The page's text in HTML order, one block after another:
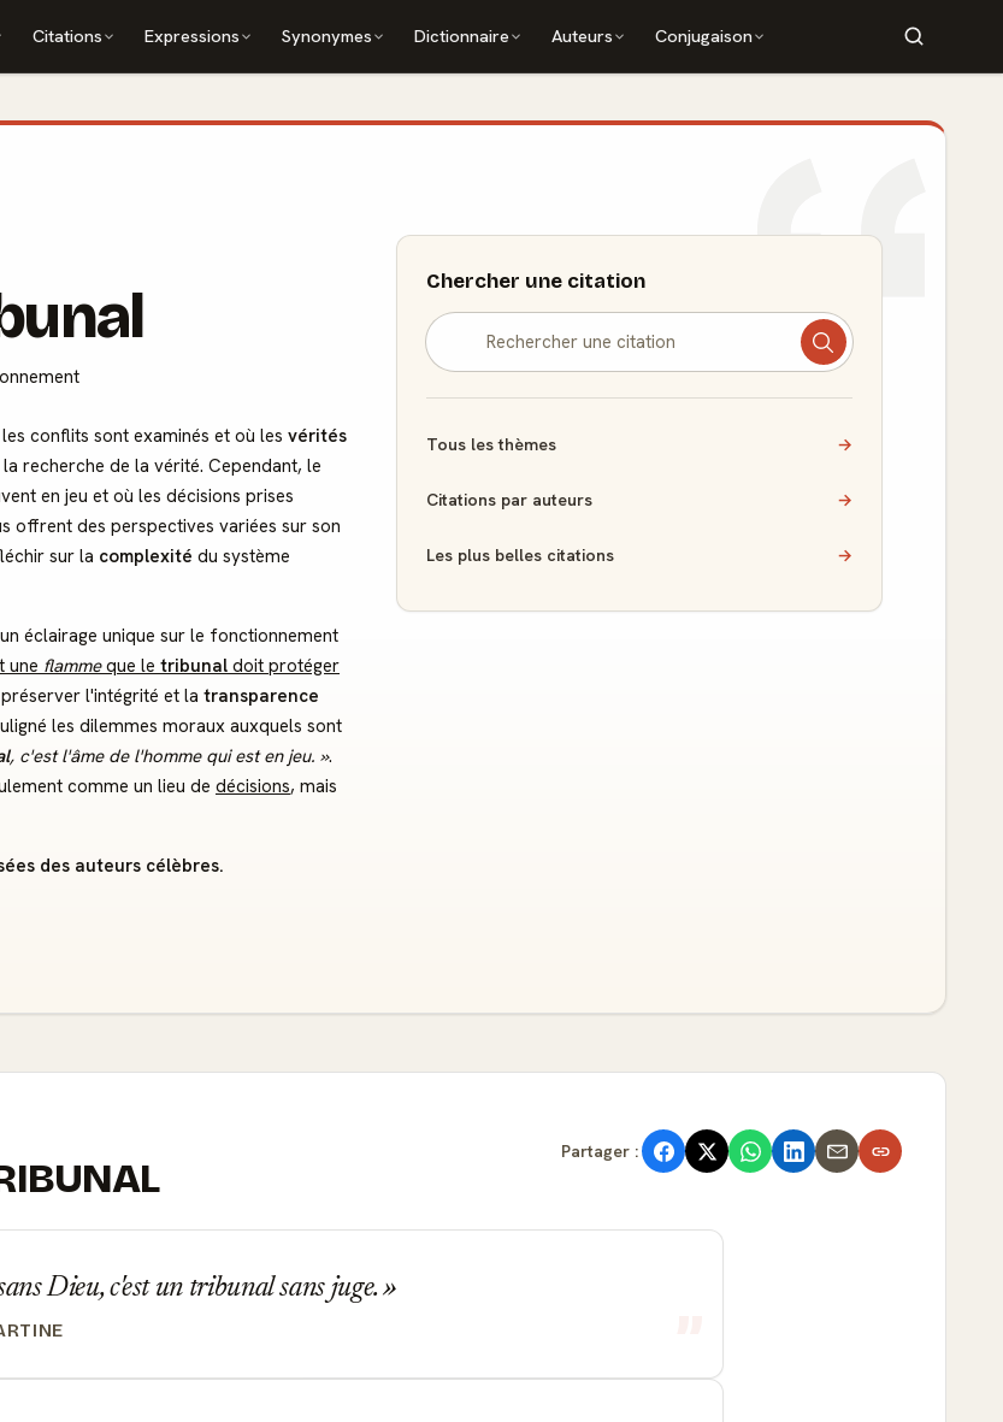
Citations Expressions Synonymes Dictionnaire Auteurs Conjugaison
conflits sont examinés et où les vérités
recherche de la vérité. Cependant, le
en jeu et où les décisions prises
offrent des perspectives variées sur son
sur la complexité du système
éclairage unique sur le fonctionnement
une flammeque le tribunal doit protéger
l'intégrité et la transparence
les dilemmes moraux auxquels sont
, c'est l'âme de l'homme qui est en jeu. ».
comme un lieu de décisions, mais
des auteurs célèbres.
Chercher une citation
Tous les thèmes →
Citations par auteurs →
Les plus belles citations →
Partager :
Dieu, c'est un tribunal sans juge.